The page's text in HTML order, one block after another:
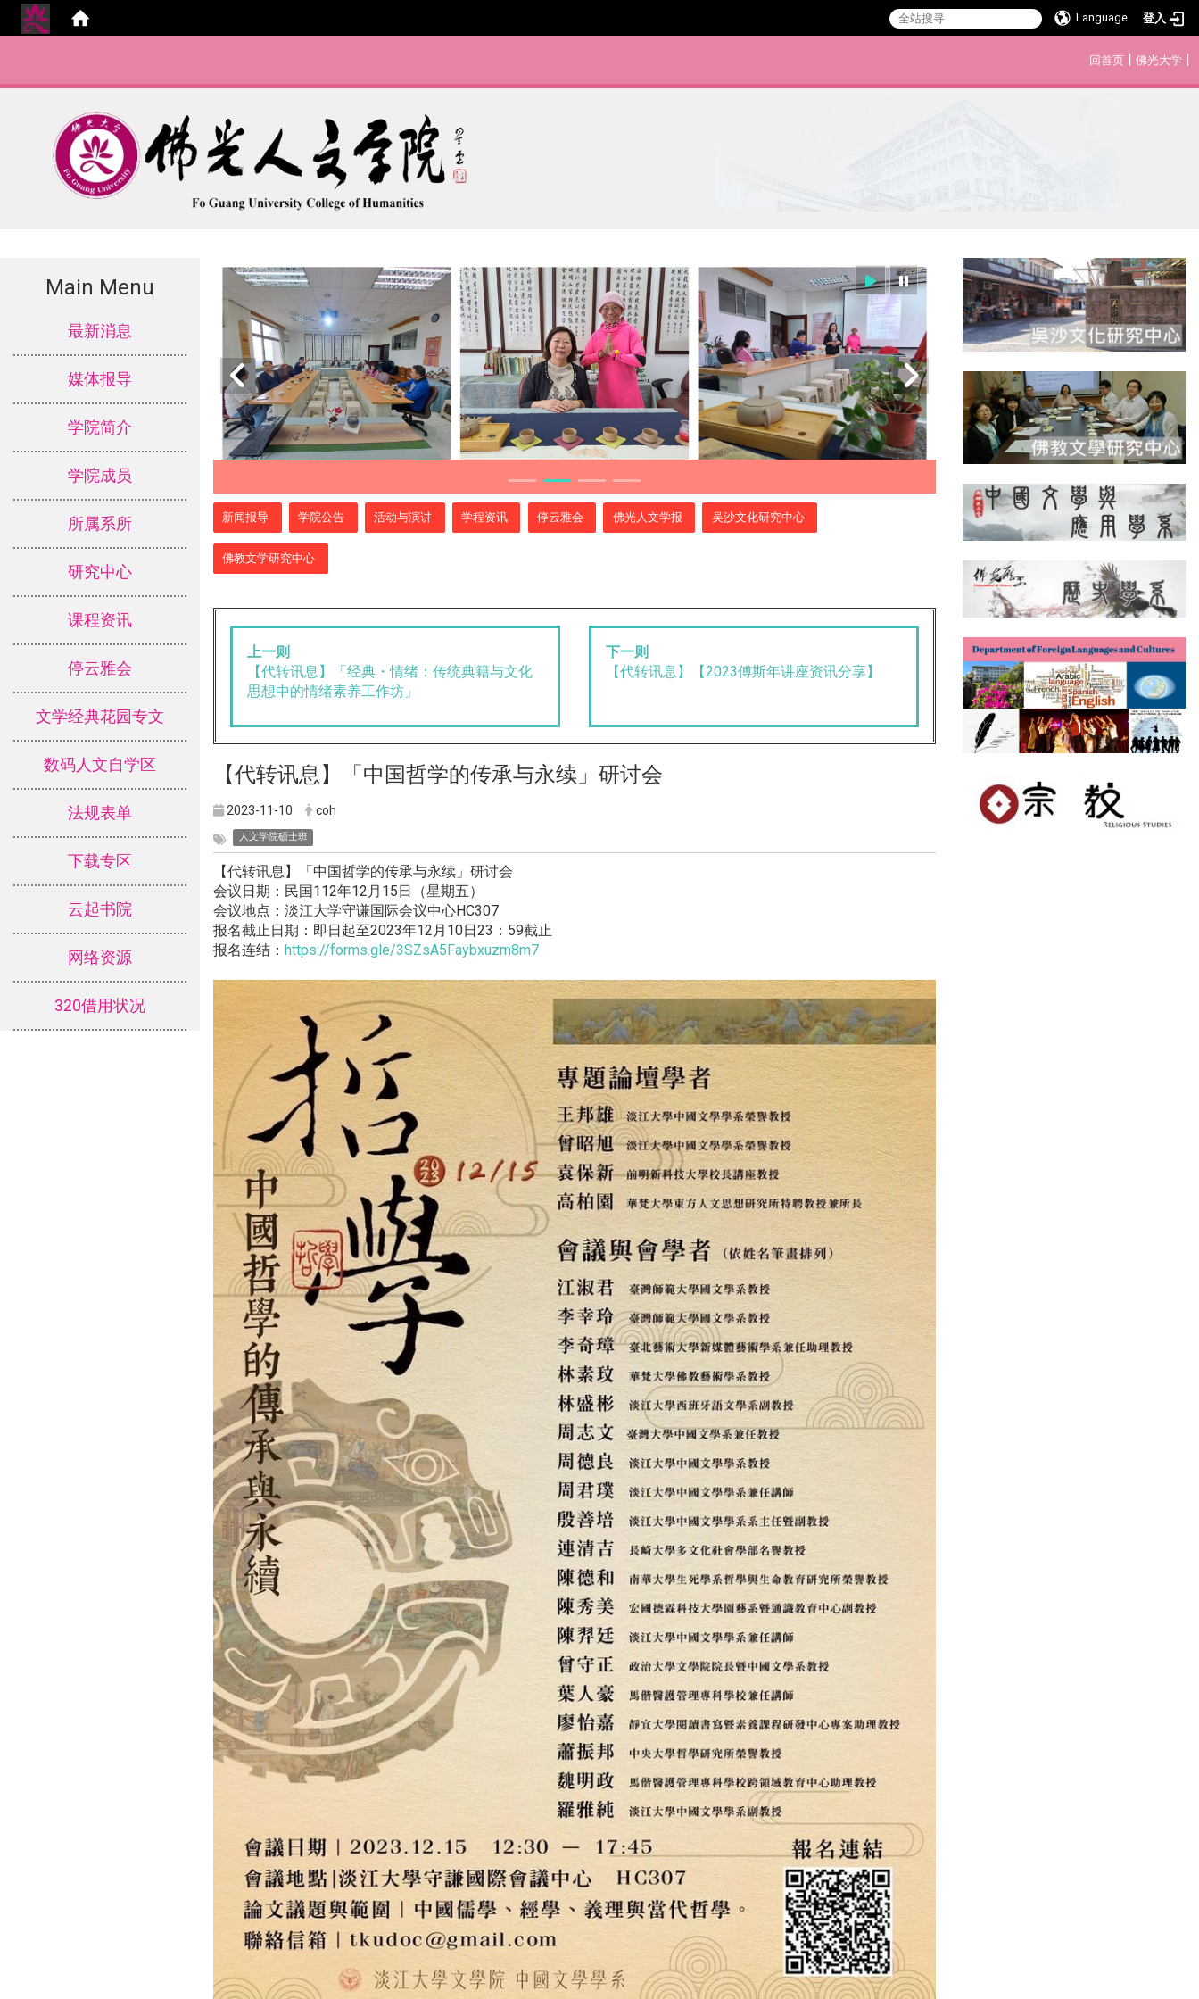
Language 登入
回首页 | 佛光大学 |
Main Menu
最新消息
媒体报导
学院简介
学院成员
所属系所
研究中心
课程资讯
停云雅会
文学经典花园专文
数码人文自学区
法规表单
下载专区
云起书院
网络资源
320借用状况
新闻报导 学院公告 活动与演讲 学程资讯 停云雅会 佛光人文学报 吴沙文化研究中心
佛教文学研究中心
上一则
【代转讯息】「经典・情绪：传统典籍与文化
思想中的情绪素养工作坊」
下一则
【代转讯息】【2023傅斯年讲座资讯分享】
【代转讯息】「中国哲学的传承与永续」研讨会
2023-11-10 coh
人文学院硕士班
【代转讯息】「中国哲学的传承与永续」研讨会
会议日期：民国112年12月15日（星期五）
会议地点：淡江大学守谦国际会议中心HC307
报名截止日期：即日起至2023年12月10日23：59截止
报名连结： https://forms.gle/3SZsA5Faybxuzm8m7